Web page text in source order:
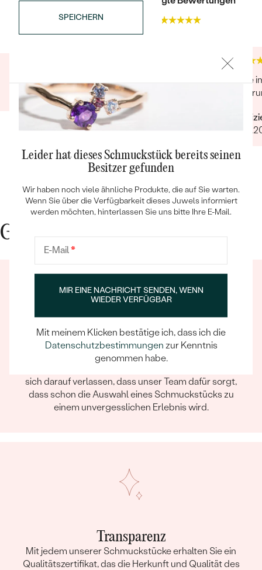
Bestseller
ANSEHEN
Sehr gut
SPEICHERN
Verifizierter Kunde
27.12.2025
Ware
Gute Gründe für Eppi
Ein Eppi-sches Erlebnis
sich darauf verlassen, dass unser Team dafür sorgt,
dass schon die Auswahl eines Schmuckstücks zu
einem unvergesslichen Erlebnis wird.
Transparenz
Mit jedem unserer Schmuckstücke erhalten Sie ein
Qualitätszertifikat, das die Herkunft und Qualität des
Leider hat dieses Schmuckstück bereits seinen
Besitzer gefunden
Wir haben noch viele ähnliche Produkte, die auf Sie warten.
Wenn Sie über die Verfügbarkeit dieses Juwels informiert
werden möchten, hinterlassen Sie uns bitte Ihre E-Mail.
E-Mail*
MIR EINE NACHRICHT SENDEN, WENN
WIEDER VERFÜGBAR
Mit meinem Klicken bestätige ich, dass ich die
Datenschutzbestimmungen zur Kenntnis
genommen habe.